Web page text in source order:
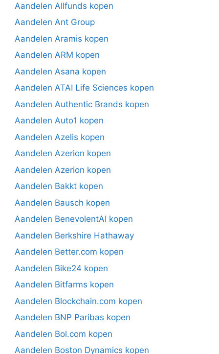
Aandelen Allfunds kopen
Aandelen Ant Group
Aandelen Aramis kopen
Aandelen ARM kopen
Aandelen Asana kopen
Aandelen ATAI Life Sciences kopen
Aandelen Authentic Brands kopen
Aandelen Auto1 kopen
Aandelen Azelis kopen
Aandelen Azerion kopen
Aandelen Azerion kopen
Aandelen Bakkt kopen
Aandelen Bausch kopen
Aandelen BenevolentAI kopen
Aandelen Berkshire Hathaway
Aandelen Better.com kopen
Aandelen Bike24 kopen
Aandelen Bitfarms kopen
Aandelen Blockchain.com kopen
Aandelen BNP Paribas kopen
Aandelen Bol.com kopen
Aandelen Boston Dynamics kopen